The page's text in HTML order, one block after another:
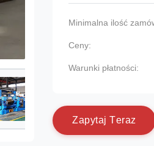
Minimalna ilość
Ceny:
Warunki płatności:
Zapytaj Teraz